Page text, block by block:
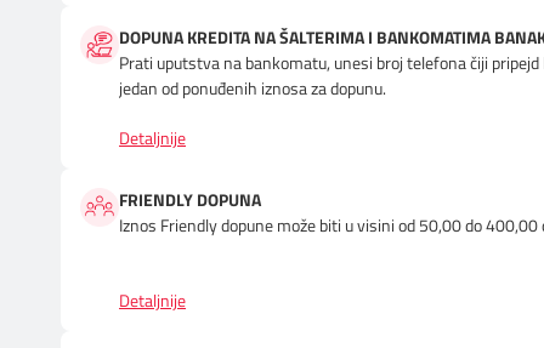
DOPUNA KREDITA NA ŠALTERIMA I BANKOMATIMA
Prati uputstva na bankomatu, unesi broj telefona čiji
jedan od ponuđenih iznosa za dopunu.
Detaljnije
FRIENDLY DOPUNA
Iznos Friendly dopune može biti u visini od 50,00 do 400,00
Detaljnije